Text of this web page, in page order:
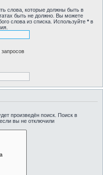
слова, которые должны быть в
быть не должно. Вы можете
слова из списка. Используйте * в
произведён поиск. Поиск в
вы не отключили